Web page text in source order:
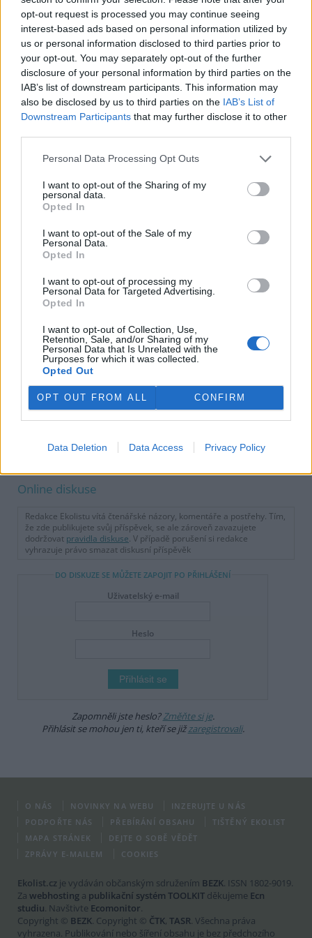
opt-out request is processed you may continue seeing
interest-based ads based on personal information utilized by
us or personal information disclosed to third parties prior to
your opt-out. You may separately opt-out of the further
disclosure of your personal information by third parties on the
IAB’s list of downstream participants. This information may
also be disclosed by us to third parties on the IAB’s List of
Downstream Participants that may further disclose it to other
Personal Data Processing Opt Outs
I want to opt-out of the Sharing of my
personal data.
Opted In
I want to opt-out of the Sale of my
Personal Data.
Opted In
I want to opt-out of processing my
Personal Data for Targeted Advertising.
Opted In
I want to opt-out of Collection, Use,
Retention, Sale, and/or Sharing of my
Personal Data that Is Unrelated with the
Purposes for which it was collected.
Opted Out
OPT OUT FROM ALL CONFIRM
Data Deletion Data Access Privacy Policy
zahrnuje asi 1800 činností, které budou pracovníci
elektrárny provádět podle schválených programů
energetického spouštění. Přechod na každou z dalších
výkonových úrovní je podmíněn úspěšným splněním všech
zkoušek dle kritérií úspěšnosti a souhlasem Státního úřadu
pro jadernou bezpečnost," uzavřel Milan Nebesář.
reklama
tisknout poslat
Online diskuse
Redakce Ekolistu vítá čtenářské názory, komentáře a postřehy. Tím,
že zde publikujete svůj příspěvek, se ale zároveň zavazujete
dodržovat pravidla diskuse. V případě porušení si redakce
vyhrazuje právo smazat diskusní příspěvěk
DO DISKUZE SE MŮŽETE ZAPOJIT PO PŘIHLÁŠENÍ
Uživatelský e-mail
Heslo
Zapomněli jste heslo?Změňte si je.
Přihlásit se mohou jen ti, kteří se jižzaregistrovali.
O NÁS NOVINKY NA WEBU
INZERUJTE U NÁS
PODPOŘTE NÁS
PŘEBÍRÁNÍ OBSAHU
TIŠTĚNÝ EKOLIST
MAPA STRÁNEK
DEJTE O SOBĚ VĚDĚT
ZPRÁVY E-MAILEM
COOKIES
Ekolist.cz je vydáván občanským sdružením BEZK. ISSN 1802-9019.
Za webhosting a publikační systém TOOLKIT děkujeme Ecn
studiu. Navštivte Ecomonitor.
Copyright © BEZK. Copyright © ČTK, TASR. Všechna práva
vyhrazena. Publikování nebo šíření obsahu je bez předchozího